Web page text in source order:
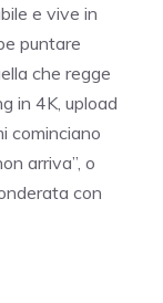
e vive in
puntare
che regge
in 4K, upload
cominciano
arriva”, o
con